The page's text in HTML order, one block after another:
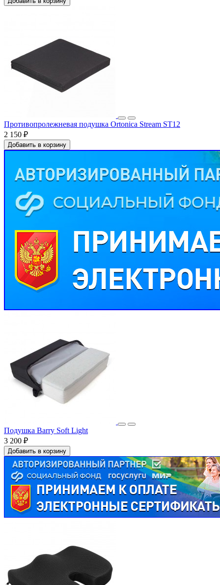
Противопролежневая подушка Ortonica Stream ST12
2 150 ₽
Добавить в корзину
Подушка Barry Soft Light
3 200 ₽
Добавить в корзину